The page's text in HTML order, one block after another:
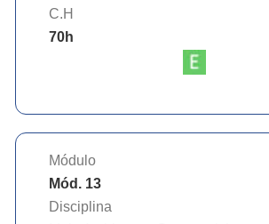
C.H
70h
Módulo
Mód. 13
Disciplina